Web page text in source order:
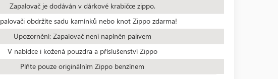
Zapalovač je dodáván v dárkové krabičce zippo.
obdržíte sadu kamínků nebo knot Zippo zdarma!
Upozornění: Zapalovač není naplněn palivem
V nabídce i kožená pouzdra a příslušenství Zippo
Plňte pouze originálním Zippo benzínem